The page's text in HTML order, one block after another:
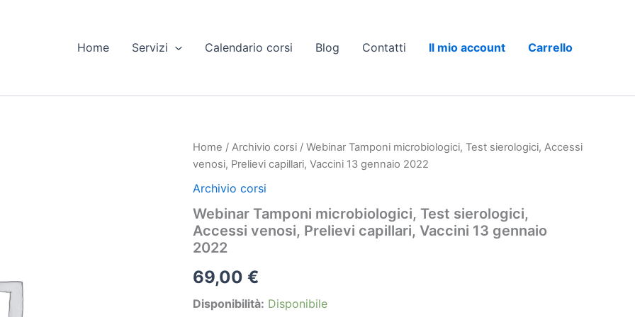
Home Servizi Calendario corsi Blog Contatti Il mio account Carrello
Home / Archivio corsi / Webinar Tamponi microbiologici, Test sierologici, Accessi
venosi, Prelievi capillari, Vaccini 13 gennaio 2022
Archivio corsi
Webinar Tamponi microbiologici, Test sierologici,
Accessi venosi, Prelievi capillari, Vaccini 13 gennaio
2022
69,00 €
Disponibilità: Disponibile